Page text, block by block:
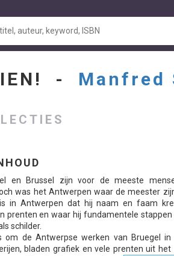
- Manfred
en Brussel zijn voor de meeste
was het Antwerpen waar de meester
in Antwerpen dat hij naam en faam
prenten en waar hij fundamentele
schilder.
om de Antwerpse werken van Bruegel
bladen grafiek en vele prenten uit